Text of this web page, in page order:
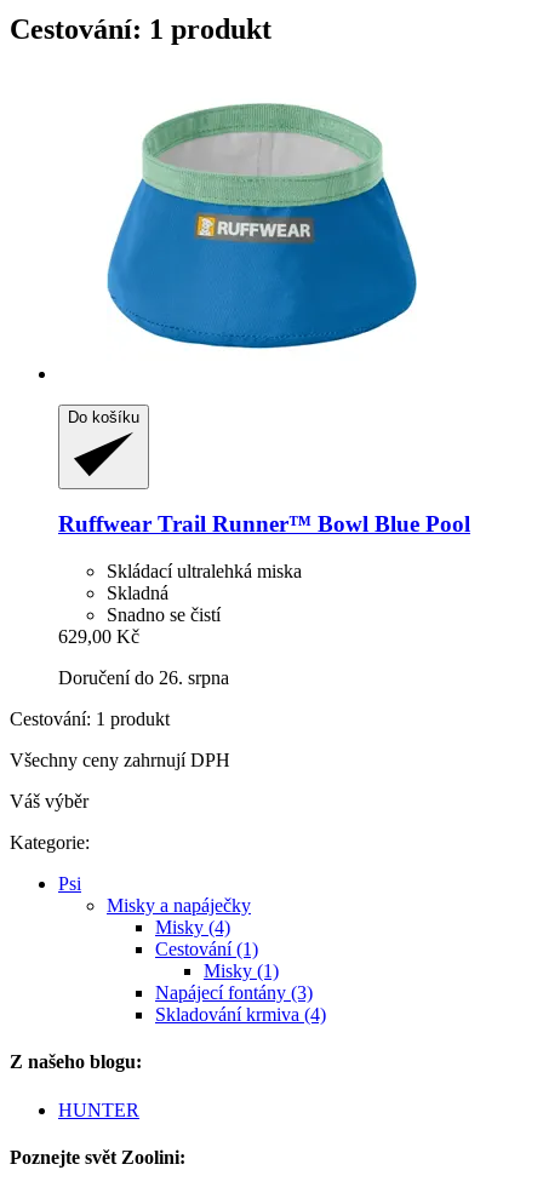
Cestování: 1 produkt
Do košíku
Ruffwear Trail Runner™ Bowl Blue Pool
Skládací ultralehká miska
Skladná
Snadno se čistí
629,00 Kč
Doručení do 26. srpna
Cestování: 1 produkt
Všechny ceny zahrnují DPH
Váš výběr
Kategorie:
Psi
Misky a napáječky
Misky (4)
Cestování (1)
Misky (1)
Napájecí fontány (3)
Skladování krmiva (4)
Z našeho blogu:
HUNTER
Poznejte svět Zoolini: